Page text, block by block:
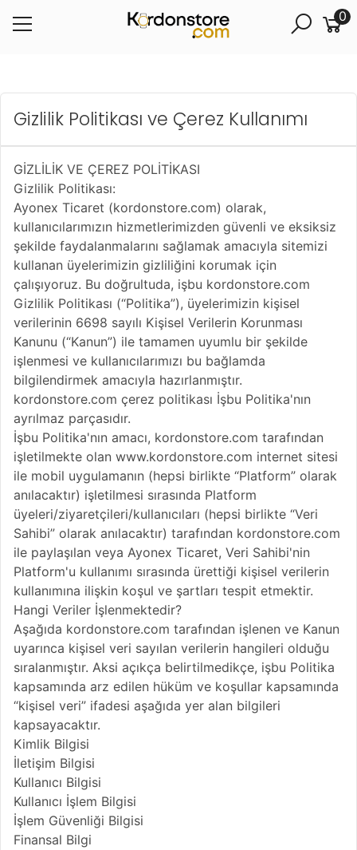
0
Gizlilik Politikası ve Çerez Kullanımı
GİZLİLİK VE ÇEREZ POLİTİKASI
Gizlilik Politikası:
Ayonex Ticaret (kordonstore.com) olarak,
kullanıcılarımızın hizmetlerimizden güvenli ve eksiksiz
şekilde faydalanmalarını sağlamak amacıyla sitemizi
kullanan üyelerimizin gizliliğini korumak için
çalışıyoruz. Bu doğrultuda, işbu kordonstore.com
Gizlilik Politikası (“Politika”), üyelerimizin kişisel
verilerinin 6698 sayılı Kişisel Verilerin Korunması
Kanunu (“Kanun”) ile tamamen uyumlu bir şekilde
işlenmesi ve kullanıcılarımızı bu bağlamda
bilgilendirmek amacıyla hazırlanmıştır.
kordonstore.com çerez politikası İşbu Politika'nın
ayrılmaz parçasıdır.
İşbu Politika'nın amacı, kordonstore.com tarafından
işletilmekte olan www.kordonstore.com internet sitesi
ile mobil uygulamanın (hepsi birlikte “Platform” olarak
anılacaktır) işletilmesi sırasında Platform
üyeleri/ziyaretçileri/kullanıcıları (hepsi birlikte “Veri
Sahibi” olarak anılacaktır) tarafından kordonstore.com
ile paylaşılan veya Ayonex Ticaret, Veri Sahibi'nin
Platform'u kullanımı sırasında ürettiği kişisel verilerin
kullanımına ilişkin koşul ve şartları tespit etmektir.
Hangi Veriler İşlenmektedir?
Aşağıda kordonstore.com tarafından işlenen ve Kanun
uyarınca kişisel veri sayılan verilerin hangileri olduğu
sıralanmıştır. Aksi açıkça belirtilmedikçe, işbu Politika
kapsamında arz edilen hüküm ve koşullar kapsamında
“kişisel veri” ifadesi aşağıda yer alan bilgileri
kapsayacaktır.
Kimlik Bilgisi
İletişim Bilgisi
Kullanıcı Bilgisi
Kullanıcı İşlem Bilgisi
İşlem Güvenliği Bilgisi
Finansal Bilgi